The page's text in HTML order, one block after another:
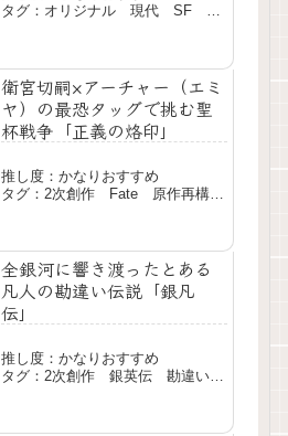
タグ：オリジナル 現代 SF 政
衛宮切嗣×アーチャー（エミ
ヤ）の最恐タッグで挑む聖
杯戦争「正義の烙印」
推し度：かなりおすすめ
タグ：2次創作 Fate 原作再構
全銀河に響き渡ったとある
凡人の勘違い伝説「銀凡
伝」
推し度：かなりおすすめ
タグ：2次創作 銀英伝 勘違い